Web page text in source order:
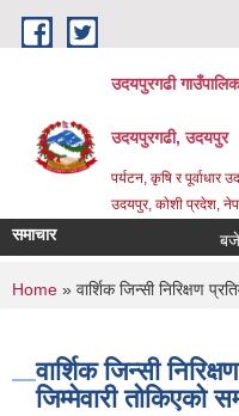
Skip to main content
उदयपुरगढी
उदयपुरगढी, उदयपुर
पर्यटन, कृषि र पूर्वाधार
उदयपुर, काेशी प्रदेश,
समाचार बजेट
You are here
Home » वार्शिक जिन्सी निरिक्षण
वार्शिक जिन्सी
जिम्मेवारी तोकिएको